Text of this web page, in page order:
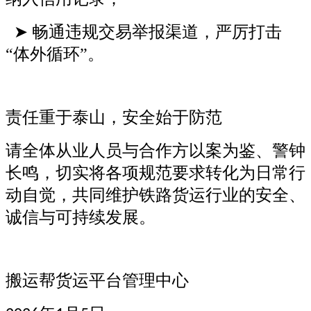
➤ 畅通违规交易举报渠道，严厉打击
“体外循环”。
责任重于泰山，安全始于防范
请全体从业人员与合作方以案为鉴、警钟
长鸣，切实将各项规范要求转化为日常行
动自觉，共同维护铁路货运行业的安全、
诚信与可持续发展。
搬运帮货运平台管理中心